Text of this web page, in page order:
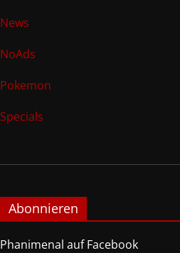
News
NoAds
Pokemon
Specials
Abonnieren
Phanimenal auf Facebook